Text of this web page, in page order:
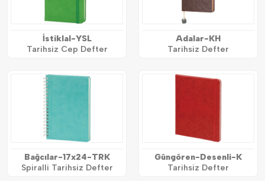
İstiklal-YSL
Tarihsiz Cep Defter
Adalar-KH
Tarihsiz Defter
Bağcılar-17x24-TRK
Spiralli Tarihsiz Defter
Güngören-Desenli-K
Tarihsiz Defter